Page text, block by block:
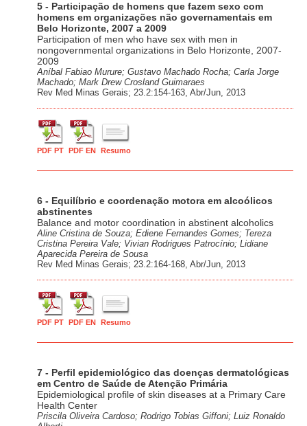
5 - Participação de homens que fazem sexo com
homens em organizações não governamentais em
Belo Horizonte, 2007 a 2009
Participation of men who have sex with men in
nongovernmental organizations in Belo Horizonte, 2007-
2009
Aníbal Fabiao Murure; Gustavo Machado Rocha; Carla Jorge
Machado; Mark Drew Crosland Guimaraes
Rev Med Minas Gerais; 23.2:154-163, Abr/Jun, 2013
PDF PT PDF EN Resumo
6 - Equilíbrio e coordenação motora em alcoólicos
abstinentes
Balance and motor coordination in abstinent alcoholics
Aline Cristina de Souza; Ediene Fernandes Gomes; Tereza
Cristina Pereira Vale; Vivian Rodrigues Patrocínio; Lidiane
Aparecida Pereira de Sousa
Rev Med Minas Gerais; 23.2:164-168, Abr/Jun, 2013
PDF PT PDF EN Resumo
7 - Perfil epidemiológico das doenças dermatológicas
em Centro de Saúde de Atenção Primária
Epidemiological profile of skin diseases at a Primary Care
Health Center
Priscila Oliveira Cardoso; Rodrigo Tobias Giffoni; Luiz Ronaldo